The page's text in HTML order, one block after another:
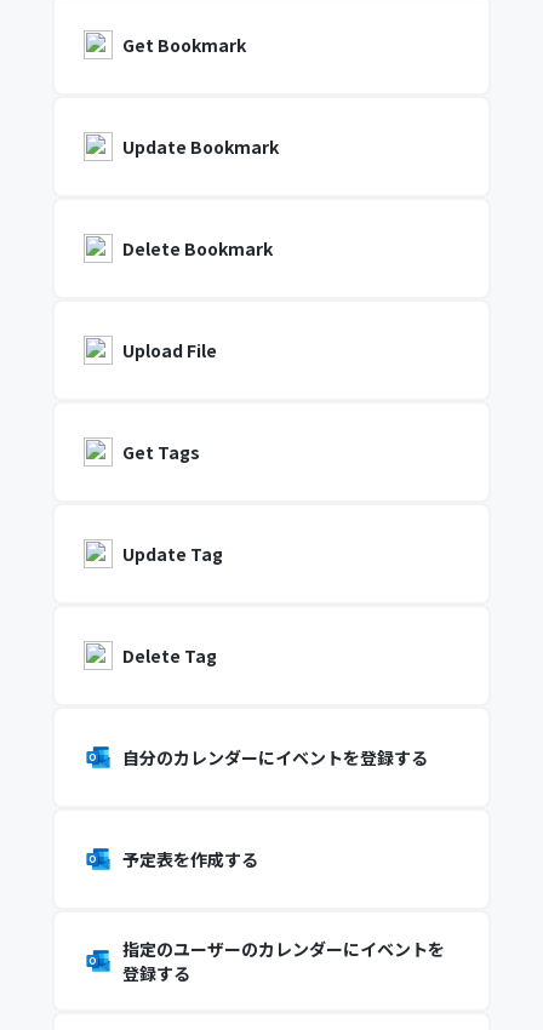
Get Bookmark
Update Bookmark
Delete Bookmark
Upload File
Get Tags
Update Tag
Delete Tag
自分のカレンダーにイベントを登録する
予定表を作成する
指定のユーザーのカレンダーにイベントを
登録する